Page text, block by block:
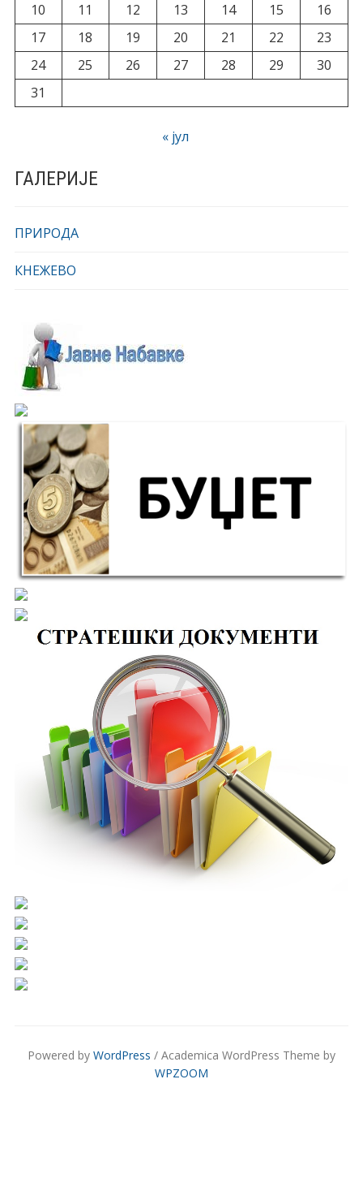
10
11 12 13 14 15
16
17
18 19 20 21 22
23
24
25 26 27 28 29
30
31
« јул
ГАЛЕРИЈЕ
ПРИРОДА
КНЕЖЕВО
Powered by WordPress / Academica WordPress Theme by
WPZOOM